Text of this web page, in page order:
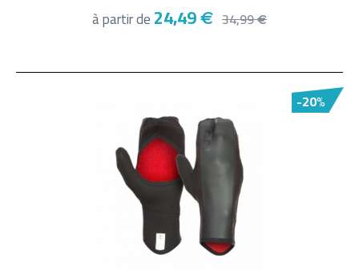
à partir de24,49 € 34,99€
-20%